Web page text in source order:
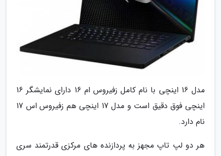
مدل 16 اینچی با نام کامل زفیروس ام 16 دارای نمایشگر 16
اینچی فوق دقیق است و مدل 17 اینچی هم زفیروس اس 17
نام دارد.
هر دو لپ تاپ مجهز به پردازنده های مرکزی قدرتمند سری